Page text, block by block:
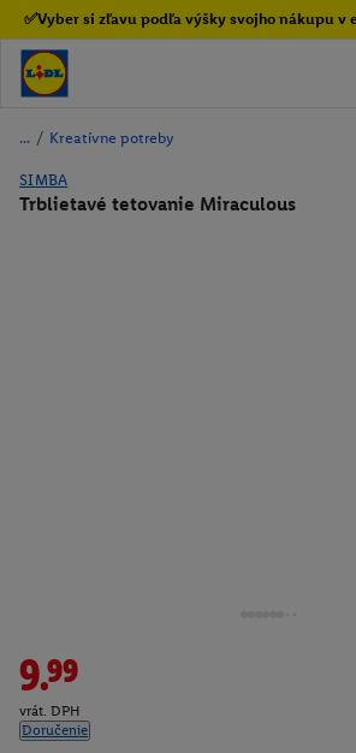
✅Vyber si zľavu podľa výšky svojho nákupu v
/ Kreatívne potreby
SIMBA
Trblietavé tetovanie Miraculous
9.99
vrát. DPH
Doručenie